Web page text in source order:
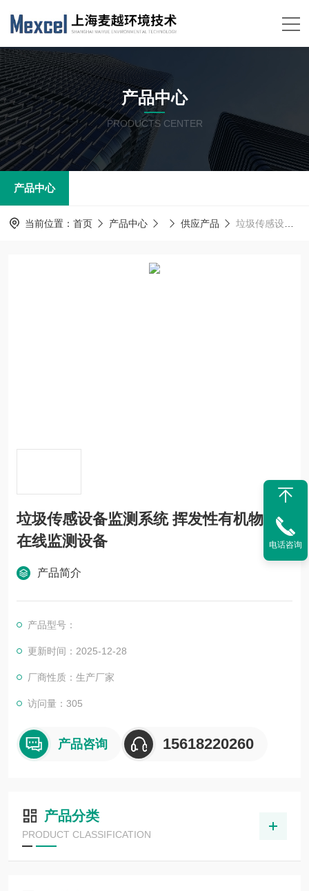
产品中心
PRODUCTS CENTER
产品中心
当前位置： 首页 产品中心 供应产品 垃圾传感设备监测系统 挥发性有机物voc在线监测设备
垃圾传感设备监测系统 挥发性有机物voc
在线监测设备
产品简介
产品型号：
更新时间：2025-12-28
厂商性质：生产厂家
访问量：305
产品咨询 15618220260
产品分类
PRODUCT CLASSIFICATION
电话咨询